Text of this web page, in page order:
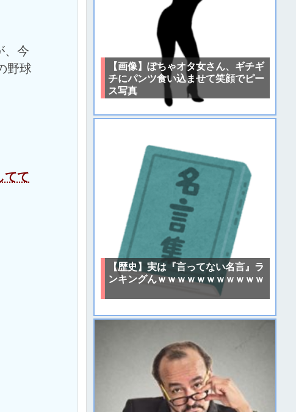
、今
野球
てて
【画像】ぽちゃオタ女さん、ギチギ
チにパンツ食い込ませて笑顔でピー
ス写真
【歴史】実は『言ってない名言』ラ
ンキングんｗｗｗｗｗｗｗｗｗｗｗ